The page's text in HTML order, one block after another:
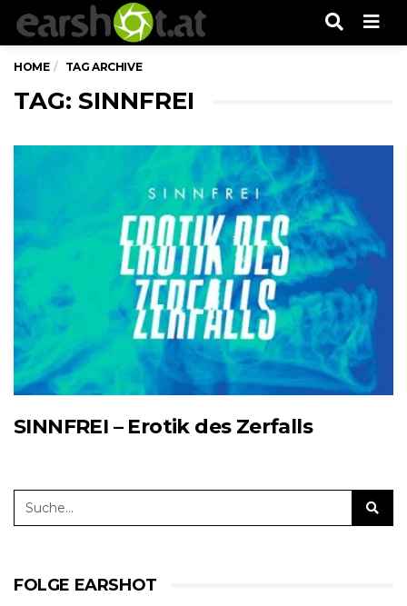
HOME TAG ARCHIVE
TAG: SINNFREI
SINNFREI – Erotik des Zerfalls
FOLGE EARSHOT